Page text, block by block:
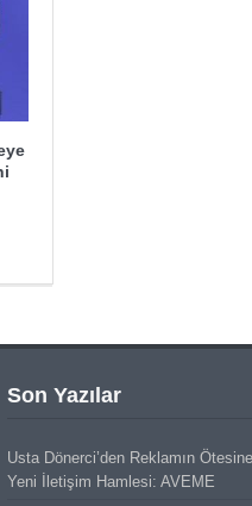
Son Yazılar
Usta Dönerci’den Reklamın
Yeni İletişim Hamlesi: AVEME